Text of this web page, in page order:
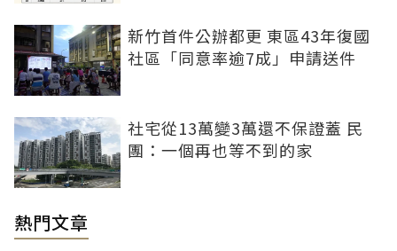
新竹首件公辦都更 東區43年復國
社區「同意率逾7成」申請送件
社宅從13萬變3萬還不保證蓋 民
團：一個再也等不到的家
熱門文章